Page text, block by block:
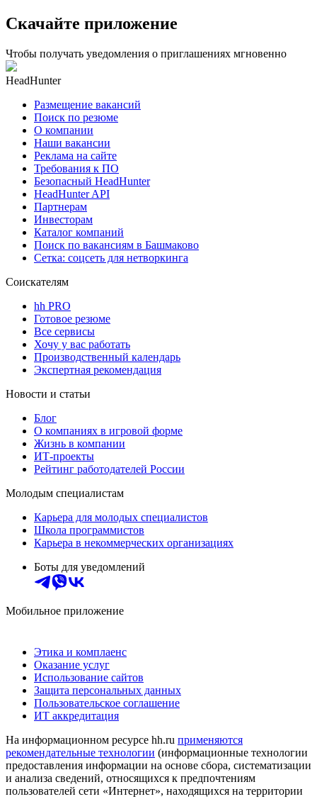
Скачайте приложение
Чтобы получать уведомления о приглашениях мгновенно
HeadHunter
Размещение вакансий
Поиск по резюме
О компании
Наши вакансии
Реклама на сайте
Требования к ПО
Безопасный HeadHunter
HeadHunter API
Партнерам
Инвесторам
Каталог компаний
Поиск по вакансиям в Башмаково
Сетка: соцсеть для нетворкинга
Соискателям
hh PRO
Готовое резюме
Все сервисы
Хочу у вас работать
Производственный календарь
Экспертная рекомендация
Новости и статьи
Блог
О компаниях в игровой форме
Жизнь в компании
ИТ-проекты
Рейтинг работодателей России
Молодым специалистам
Карьера для молодых специалистов
Школа программистов
Карьера в некоммерческих организациях
Боты для уведомлений
Мобильное приложение
Этика и комплаенс
Оказание услуг
Использование сайтов
Защита персональных данных
Пользовательское соглашение
ИТ аккредитация
На информационном ресурсе hh.ru применяются
рекомендательные технологии (информационные технологии
предоставления информации на основе сбора, систематизации
и анализа сведений, относящихся к предпочтениям
пользователей сети «Интернет», находящихся на территории